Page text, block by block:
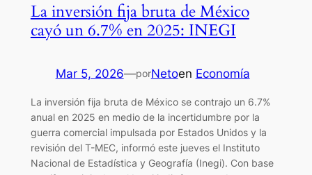
La inversión fija bruta de México
cayó un 6.7% en 2025: INEGI
Mar 5, 2026—porNetoen Economía
La inversión fija bruta de México se contrajo un 6.7%
anual en 2025 en medio de la incertidumbre por la
guerra comercial impulsada por Estados Unidos y la
revisión del T-MEC, informó este jueves el Instituto
Nacional de Estadística y Geografía (Inegi). Con base